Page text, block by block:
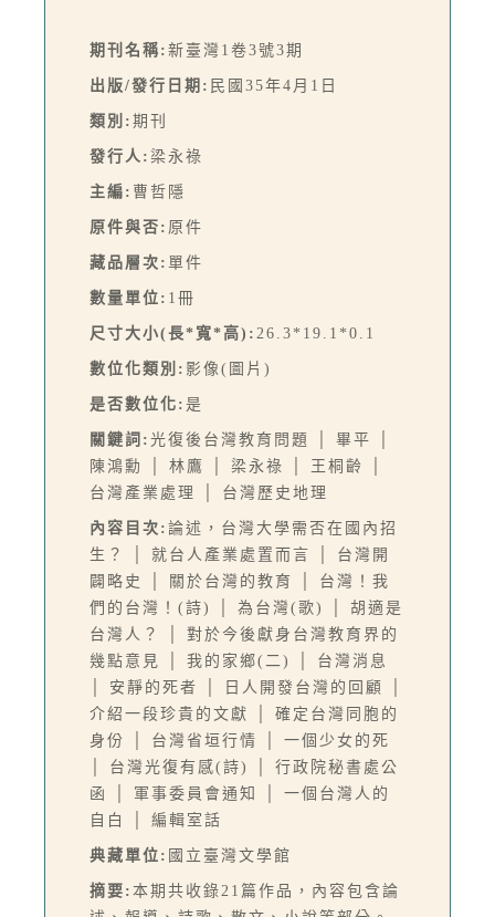
期刊名稱: 新臺灣1卷3號3期
出版/發行日期: 民國35年4月1日
類別: 期刊
發行人: 梁永祿
主編: 曹哲隱
原件與否: 原件
藏品層次: 單件
數量單位: 1冊
尺寸大小(長*寬*高): 26.3*19.1*0.1
數位化類別: 影像(圖片)
是否數位化: 是
關鍵詞: 光復後台灣教育問題 │ 畢平 │
陳鴻勳 │ 林鷹 │ 梁永祿 │ 王桐齡 │
台灣產業處理 │ 台灣歷史地理
內容目次: 論述，台灣大學需否在國內招
生？ │ 就台人產業處置而言 │ 台灣開
闢略史 │ 關於台灣的教育 │ 台灣！我
們的台灣！(詩) │ 為台灣(歌) │ 胡適是
台灣人？ │ 對於今後獻身台灣教育界的
幾點意見 │ 我的家鄉(二) │ 台灣消息
│ 安靜的死者 │ 日人開發台灣的回顧 │
介紹一段珍貴的文獻 │ 確定台灣同胞的
身份 │ 台灣省垣行情 │ 一個少女的死
│ 台灣光復有感(詩) │ 行政院秘書處公
函 │ 軍事委員會通知 │ 一個台灣人的
自白 │ 編輯室話
典藏單位: 國立臺灣文學館
摘要: 本期共收錄21篇作品，內容包含論